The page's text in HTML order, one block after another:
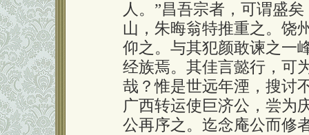
人。”昌吾宗者，可谓盛
山，朱晦翁特推重之。饶
仰之。与其犯颜敢谏之一
经族焉。其佳言懿行，可
哉？惟是世远年湮，搜讨
广西转运使巨济公，尝为
公再序之。迄念庵公而修